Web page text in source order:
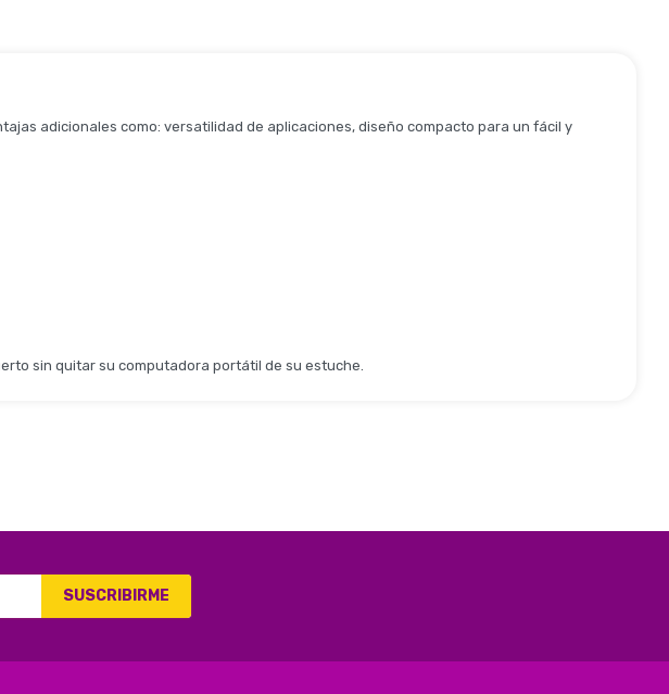
adicionales como: versatilidad de aplicaciones, diseño compacto para un fácil y
sin quitar su computadora portátil de su estuche.
SUSCRIBIRME